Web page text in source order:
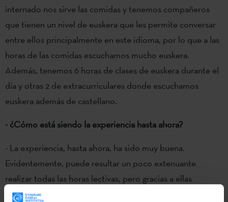
internado nos sirve las comidas y tenemos compañeros
que tienen un nivel de euskera que les permite conversar
entre ellos principalmente en este idioma, por lo que a las
horas de las comidas escuchamos mucho euskera.
Además, tenemos 6 horas de clases de euskera durante el
día y otras 2 de extracurriculares donde escuchamos
euskera además de castellano.
- ¿Cómo está siendo la experiencia hasta ahora?
- La experiencia, hasta ahora, ha sido muy buena.
Evidentemente, puede resultar un poco extenuante
realizar todas las horas lectivas, pero gracias a ellas
estamos aprendiendo mucho, ya que damos bastante